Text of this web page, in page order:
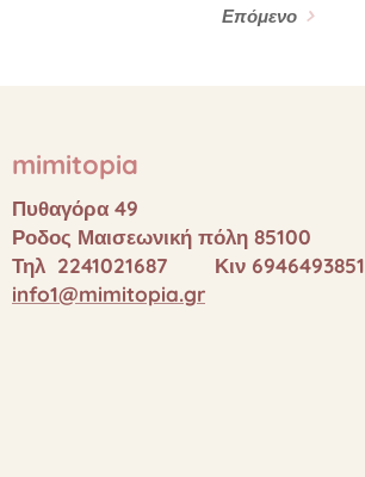
Επόμενο
mimitopia
Πυθαγόρα 49
Ροδος Μαισεωνική πόλη 85100
Τηλ 2241021687 Κιν 6946493851
info1@mimitopia.gr